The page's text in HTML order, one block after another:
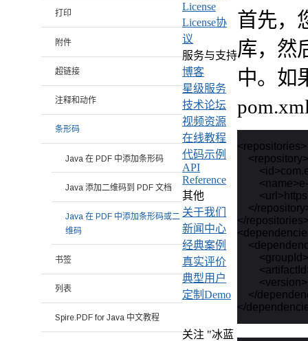
首先，
库，然
中。如
<repositories>
    <repository>
</
</
</
打印
附件
超链接
注释和动作
条形码
Java 在 PDF 中添加条形码
Java 添加二维码到 PDF 文档
Java 在 PDF 中添加条形码或二
维码
书签
列表
Spire.PDF for Java 中文教程
License
License协
议
服务与支持
博客
星级服务
技术论坛
视频资源
在线教程
代码示例
API
Reference
其他
关于我们
新闻中心
经典案例
真实评价
典型用户
定制Demo
关注 "冰蓝